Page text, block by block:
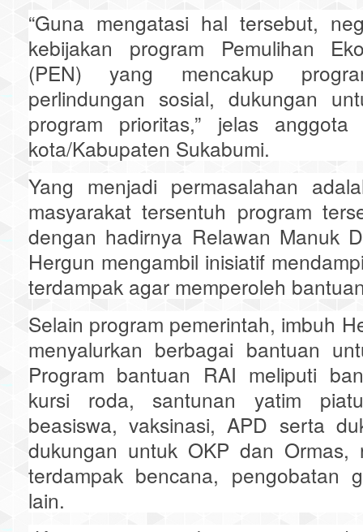
“Guna mengatasi hal tersebut,
kebijakan program Pemulihan
(PEN) yang mencakup
perlindungan sosial, dukungan
program prioritas,” jelas
kota/Kabupaten Sukabumi.
Yang menjadi permasalahan
masyarakat tersentuh program
dengan hadirnya Relawan Manuk
Hergun mengambil inisiatif
terdampak agar memperoleh
Selain program pemerintah, imbuh
menyalurkan berbagai bantuan
Program bantuan RAI meliputi
kursi roda, santunan yatim
beasiswa, vaksinasi, APD serta
dukungan untuk OKP dan Ormas,
terdampak bencana, pengobatan
lain.